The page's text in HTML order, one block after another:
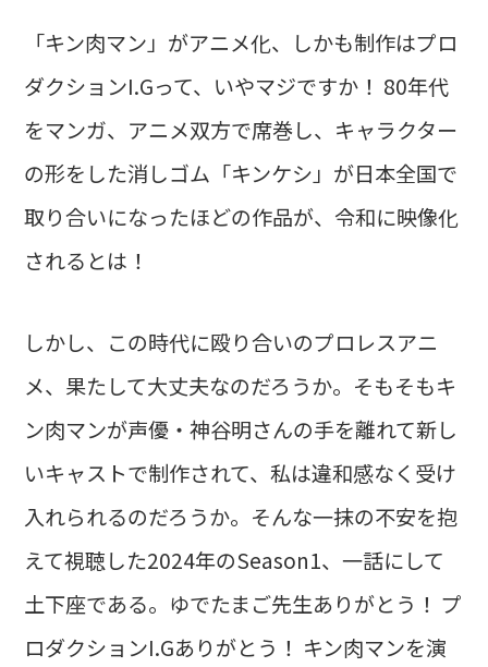
「キン肉マン」がアニメ化、しかも制作はプロ
ダクションI.Gって、いやマジですか！ 80年代
をマンガ、アニメ双方で席巻し、キャラクター
の形をした消しゴム「キンケシ」が日本全国で
取り合いになったほどの作品が、令和に映像化
されるとは！
しかし、この時代に殴り合いのプロレスアニ
メ、果たして大丈夫なのだろうか。そもそもキ
ン肉マンが声優・神谷明さんの手を離れて新し
いキャストで制作されて、私は違和感なく受け
入れられるのだろうか。そんな一抹の不安を抱
えて視聴した2024年のSeason1、一話にして
土下座である。ゆでたまご先生ありがとう！ プ
ロダクションI.Gありがとう！ キン肉マンを演